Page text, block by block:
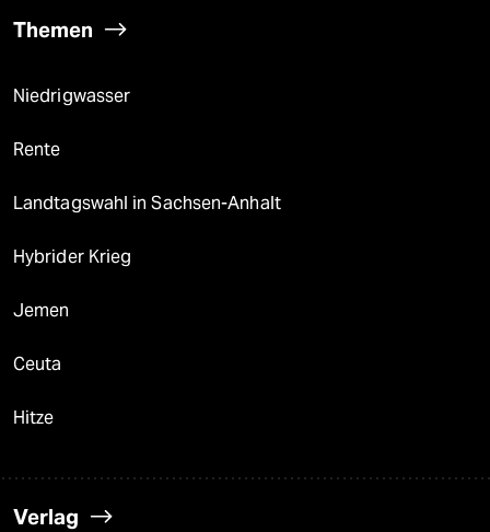
Themen
Niedrigwasser
Rente
Landtagswahl in Sachsen-Anhalt
Hybrider Krieg
Jemen
Ceuta
Hitze
Verlag